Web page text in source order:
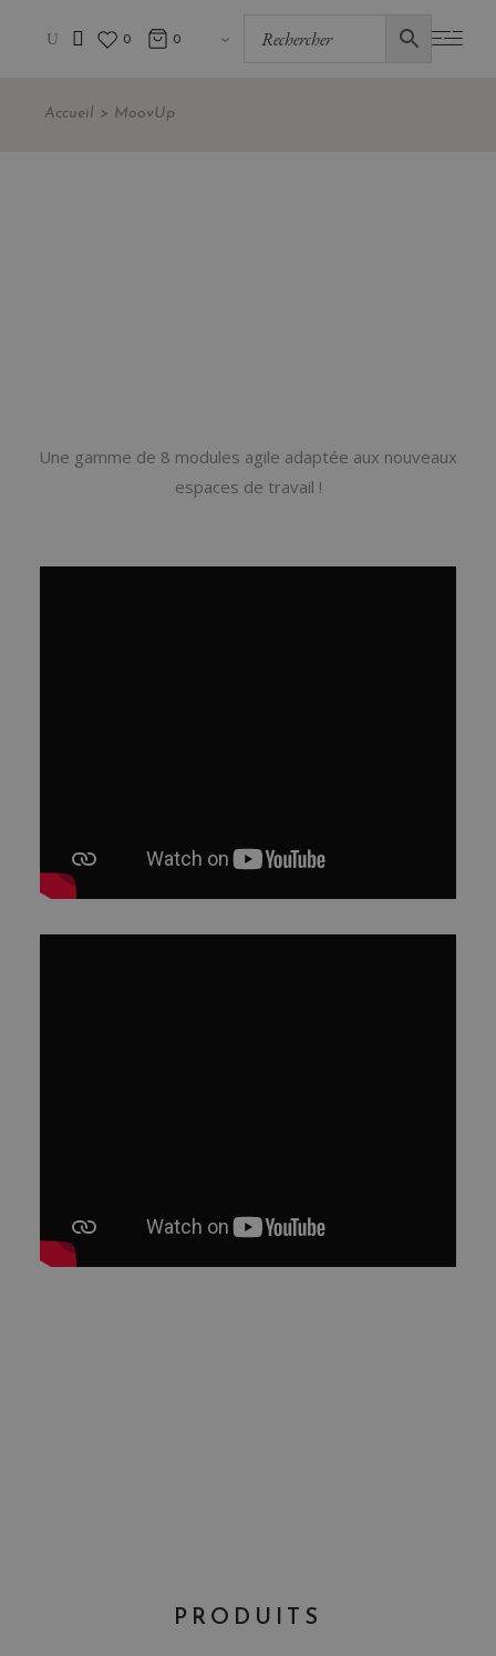
0 0
Accueil MoovUp
Une gamme de 8 modules agile adaptée aux nouveaux
espaces de travail !
PRODUITS